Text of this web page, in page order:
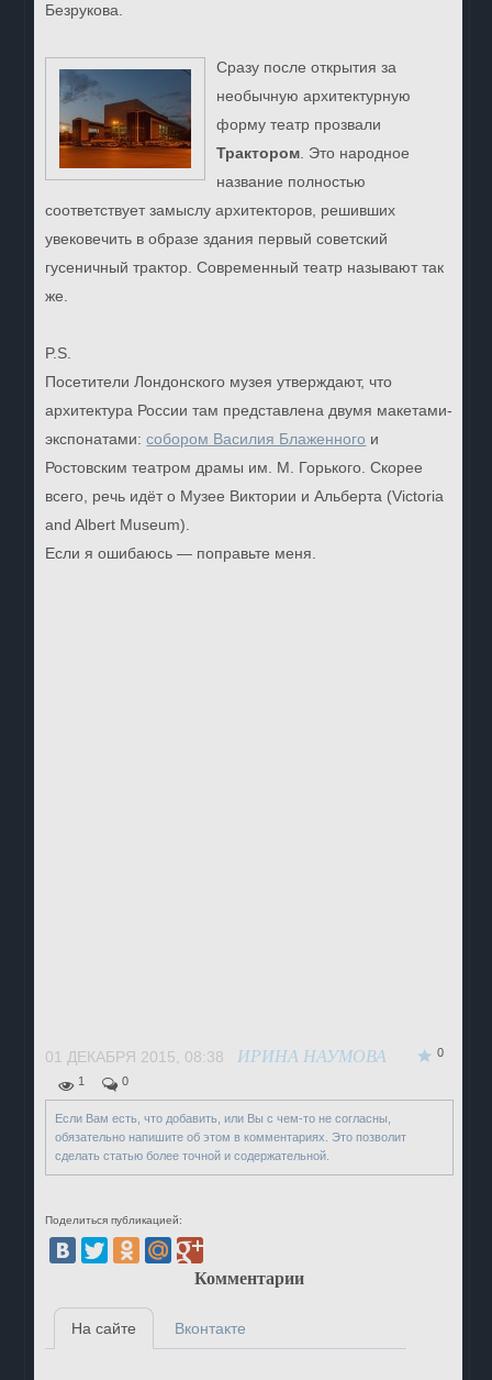
Безрукова.
Сразу после открытия за
необычную архитектурную
форму театр прозвали
Трактором . Это народное
название полностью
соответствует замыслу архитекторов, решивших
увековечить в образе здания первый советский
гусеничный трактор. Современный театр называют так
же.
P.S.
Посетители Лондонского музея утверждают, что
архитектура России там представлена двумя макетами-
экспонатами:собором Василия Блаженного и
Ростовским театром драмы им. М. Горького. Скорее
всего, речь идёт о Музее Виктории и Альберта (Victoria
and Albert Museum).
Если я ошибаюсь — поправьте меня.
01 ДЕКАБРЯ 2015, 08:38 ИРИНА НАУМОВА 0
1 0
Если Вам есть, что добавить, или Вы с чем-то не согласны,
обязательно напишите об этом в комментариях. Это позволит
сделать статью более точной и содержательной.
Поделиться публикацией:
Комментарии
На сайте Вконтакте